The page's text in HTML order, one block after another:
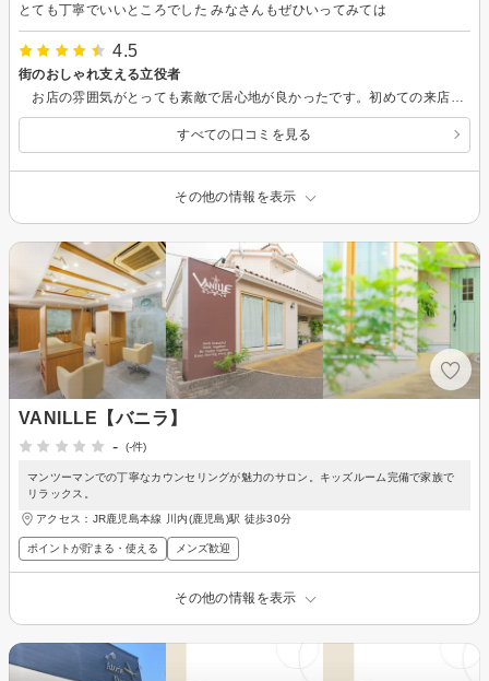
とても丁寧でいいところでした みなさんもぜひいってみては
4.5
街のおしゃれ支える立役者
すべての口コミを見る
その他の情報を表示
VANILLE【バニラ】
-
(-件)
マンツーマンでの丁寧なカウンセリングが魅力のサロン。キッズルーム完備で家族で
リラックス。
アクセス：JR鹿児島本線 川内(鹿児島)駅 徒歩30分
ポイントが貯まる・使える メンズ歓迎
その他の情報を表示